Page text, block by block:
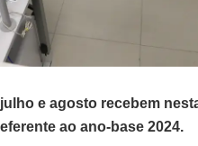
e agosto recebem
ao ano-base 2024.